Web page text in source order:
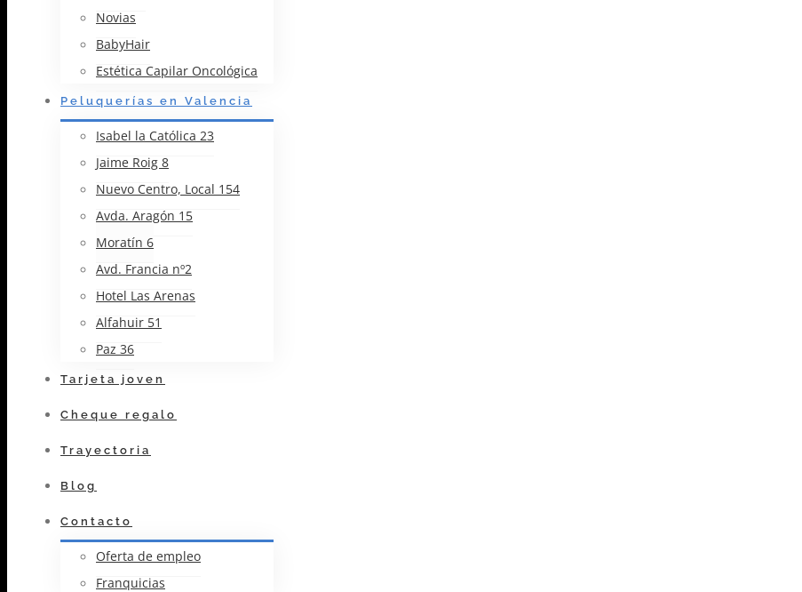
Novias
BabyHair
Estética Capilar Oncológica
Peluquerías en Valencia
Isabel la Católica 23
Jaime Roig 8
Nuevo Centro, Local 154
Avda. Aragón 15
Moratín 6
Avd. Francia nº2
Hotel Las Arenas
Alfahuir 51
Paz 36
Tarjeta joven
Cheque regalo
Trayectoria
Blog
Contacto
Oferta de empleo
Franquicias